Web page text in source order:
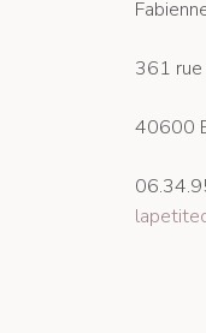
361 rue
40600